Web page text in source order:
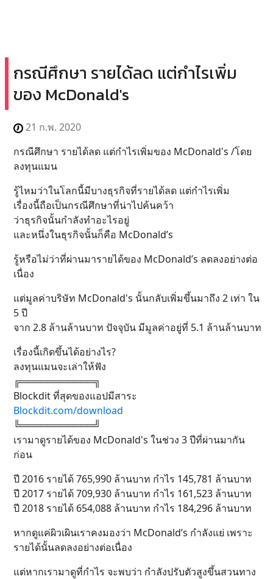
กรณีศึกษา รายได้ลด แต่กำไรเพิ่ม
ของ McDonald's
21 ก.พ. 2020
กรณีศึกษา รายได้ลด แต่กำไรเพิ่มของ McDonald's /โดย
ลงทุนแมน
รู้ไหมว่าในโลกนี้มีบางธุรกิจที่รายได้ลด แต่กำไรเพิ่ม
เรื่องนี้ถือเป็นกรณีศึกษาที่น่าไปค้นคว้า
ว่าธุรกิจนั้นกำลังทำอะไรอยู่
และหนึ่งในธุรกิจนั้นก็คือ McDonald’s
รู้หรือไม่ว่าที่ผ่านมารายได้ของ McDonald’s ลดลงอย่างต่อ
เนื่อง
แต่มูลค่าบริษัท McDonald's นั้นกลับเพิ่มขึ้นมาถึง 2 เท่า ใน
5 ปี
จาก 2.8 ล้านล้านบาท ปัจจุบัน มีมูลค่าอยู่ที่ 5.1 ล้านล้านบาท
เรื่องนี้เกิดขึ้นได้อย่างไร?
ลงทุนแมนจะเล่าให้ฟัง
╔═══════════╗
Blockdit ที่สุดของแอปมีสาระ
Blockdit.com/download
╚═══════════╝
เรามาดูรายได้ของ McDonald's ในช่วง 3 ปีที่ผ่านมากัน
ก่อน
ปี 2016 รายได้ 765,990 ล้านบาท กำไร 145,781 ล้านบาท
ปี 2017 รายได้ 709,930 ล้านบาท กำไร 161,523 ล้านบาท
ปี 2018 รายได้ 654,088 ล้านบาท กำไร 184,296 ล้านบาท
หากดูแค่ผิวเผินเราคงมองว่า McDonald’s กำลังแย่ เพราะ
รายได้นั้นลดลงอย่างต่อเนื่อง
แต่หากเรามาดูที่กำไร จะพบว่า กำลังปรับตัวสูงขึ้นสวนทาง